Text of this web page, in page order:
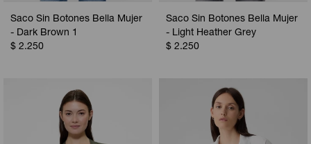
Saco Sin Botones Bella Mujer
- Dark Brown 1
$ 2.250
Saco Sin Botones Bella Mujer
- Light Heather Grey
$ 2.250